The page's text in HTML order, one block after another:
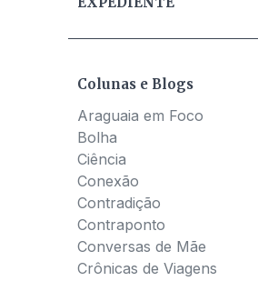
Colunas e Blogs
Araguaia em Foco
Bolha
Ciência
Conexão
Contradição
Contraponto
Conversas de Mãe
Crônicas de Viagens